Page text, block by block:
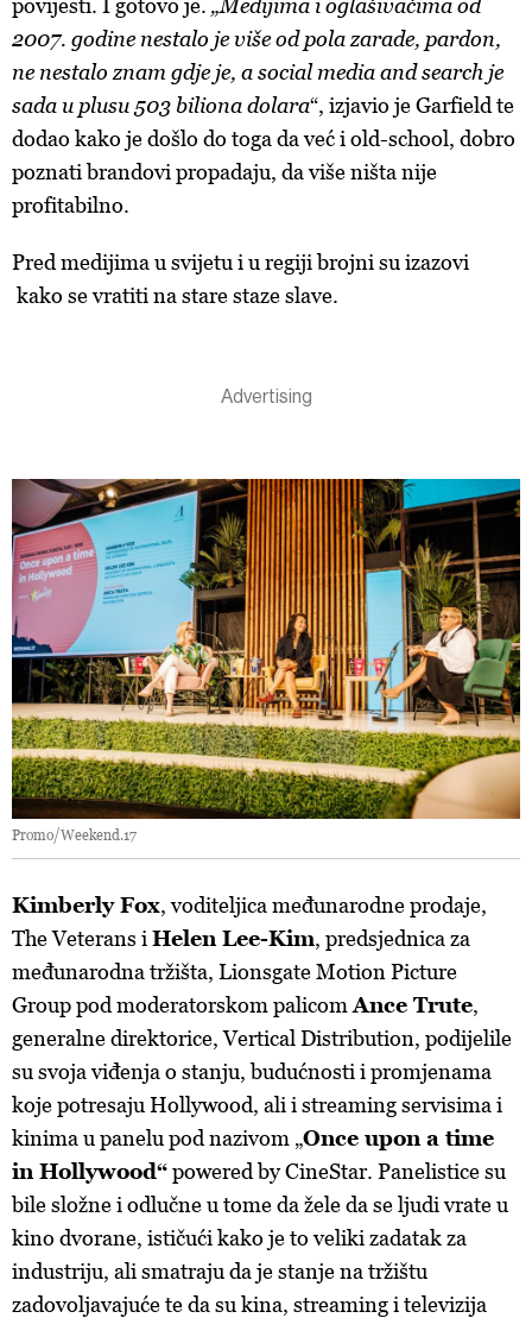
povijesti. I gotovo je. „Medijima i oglašivačima od
2007. godine nestalo je više od pola zarade, pardon,
ne nestalo znam gdje je, a social media and search je
sada u plusu 503 biliona dolara“, izjavio je Garfield te
dodao kako je došlo do toga da već i old-school, dobro
poznati brandovi propadaju, da više ništa nije
profitabilno.
Pred medijima u svijetu i u regiji brojni su izazovi
kako se vratiti na stare staze slave.
Promo/Weekend.17
Kimberly Fox, voditeljica međunarodne prodaje,
The Veterans i Helen Lee-Kim, predsjednica za
međunarodna tržišta, Lionsgate Motion Picture
Group pod moderatorskom palicom Ance Trute,
generalne direktorice, Vertical Distribution, podijelile
su svoja viđenja o stanju, budućnosti i promjenama
koje potresaju Hollywood, ali i streaming servisima i
kinima u panelu pod nazivom „Once upon a time
in Hollywood“powered by CineStar. Panelistice su
bile složne i odlučne u tome da žele da se ljudi vrate u
kino dvorane, ističući kako je to veliki zadatak za
industriju, ali smatraju da je stanje na tržištu
zadovoljavajuće te da su kina, streaming i televizija